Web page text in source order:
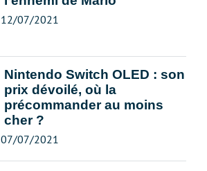
12/07/2021
Nintendo Switch OLED : son
prix dévoilé, où la
précommander au moins
cher ?
07/07/2021